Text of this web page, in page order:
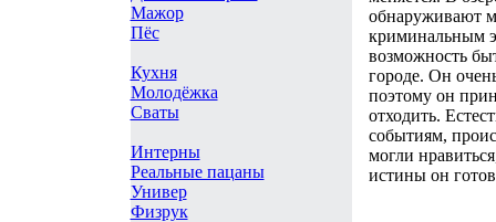
Мажор
Пёс
Кухня
Молодёжка
Сваты
Интерны
Реальные пацаны
Универ
Физрук
обнаруживают
криминальным
возможность
городе. Он
поэтому он
отходить.
событиям,
могли
истины он